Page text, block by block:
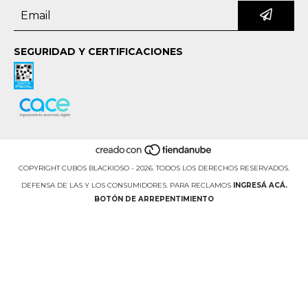
SEGURIDAD Y CERTIFICACIONES
COPYRIGHT CUBOS BLACKIOSO - 2026. TODOS LOS DERECHOS RESERVADOS.
DEFENSA DE LAS Y LOS CONSUMIDORES. PARA RECLAMOS INGRESÁ ACÁ.
BOTÓN DE ARREPENTIMIENTO